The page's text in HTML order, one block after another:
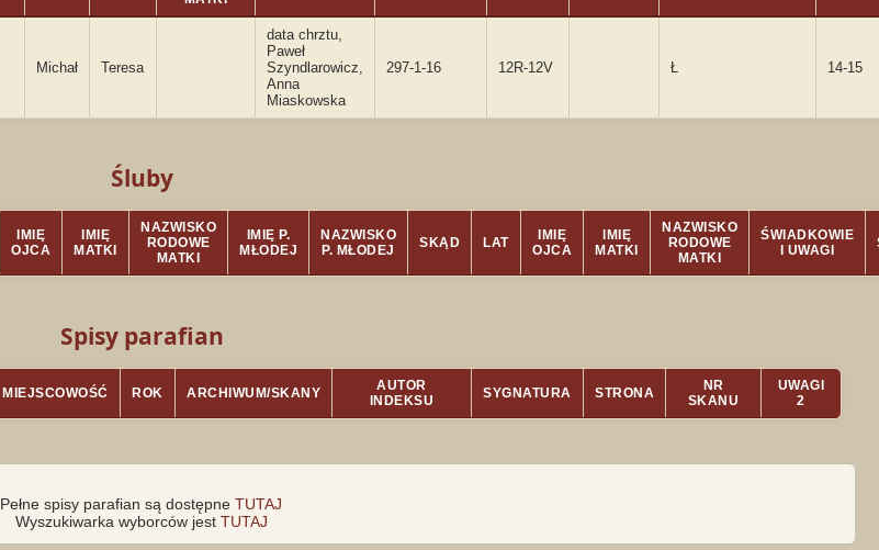
Michał Teresa
data chrztu,
Paweł
Szyndlarowicz,
Anna
Miaskowska
297-1-16 12R-12V Ł 14-15
Śluby
IMIĘ
OJCA
IMIĘ
MATKI
NAZWISKO
RODOWE
MATKI
IMIĘ P.
MŁODEJ
NAZWISKO
P. MŁODEJ
SKĄD LAT
IMIĘ
OJCA
IMIĘ
MATKI
NAZWISKO
RODOWE
MATKI
ŚWIADKOWIE
I UWAGI
Spisy parafian
MIEJSCOWOŚĆ ROK ARCHIWUM/SKANY
AUTOR
INDEKSU
SYGNATURA STRONA
NR
SKANU
UWAGI
2
Pełne spisy parafian są dostępneTUTAJ
Wyszukiwarka wyborców jest TUTAJ